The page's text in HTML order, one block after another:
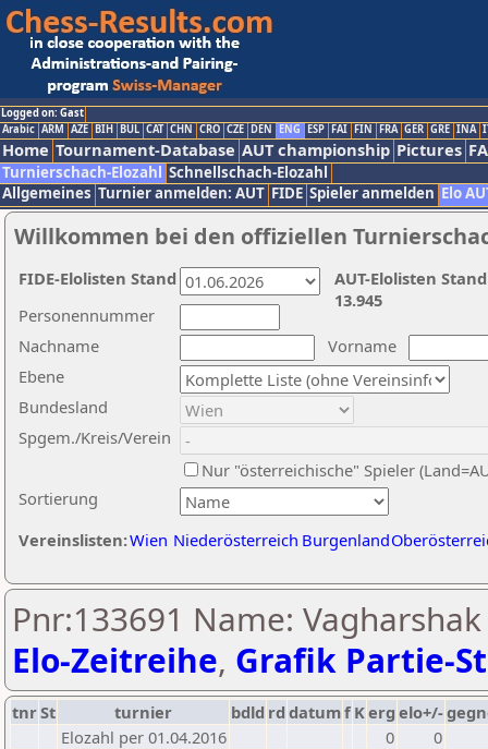
Logged on: Gast
Arabic ARM AZE BIH BUL CAT CHN CRO CZE DEN ENG ESP FAI FIN FRA GER GRE INA
Home Tournament-Database AUT championship Pictures
Turnierschach-Elozahl Schnellschach-Elozahl
Allgemeines Turnier anmelden: AUT FIDE Spieler anmelden Elo
Willkommen bei den offiziellen
Nachname
Vorname
Ebene
Sortierung
Personennummer
Bundesland
Spgem./Kreis/Verein
Nur "österreichische" Spieler
Vereinslisten:Wien Niederösterreich Burgenland
AUT-Elolisten
13.945
FIDE-Elolisten Stand
Pnr:133691 Name:
Elo-Zeitreihe, Grafik Partie-
tnrSt turnier bdld rd datumf Kerg elo+/-
Elozahl per 01.04.2016
0
0